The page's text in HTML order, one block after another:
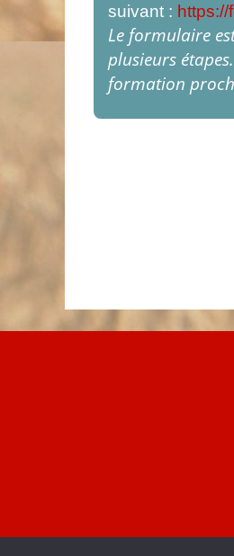
suivant :
Le formulaire
plusieurs
formation